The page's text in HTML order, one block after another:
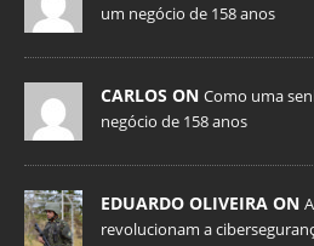
um negócio de 158 anos
CARLOS ON Como uma
negócio de 158 anos
EDUARDO OLIVEIRA ON
revolucionam a